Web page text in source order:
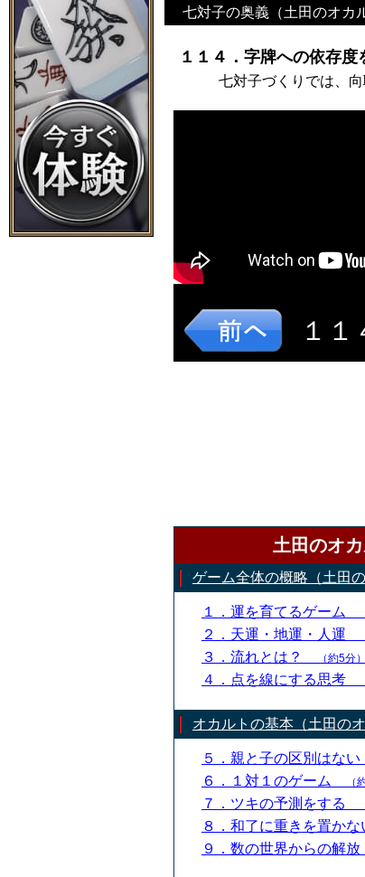
七対子の奥義（土田のオカ
１１４．字牌への依存度
七対子づくりでは、
１１
土田のオ
ゲーム全体の概略（土田の
１．運を育てるゲーム
２．天運・地運・人運
３．流れとは？ （約5分）
４．点を線にする思考
オカルトの基本（土田のオ
５．親と子の区別はな
６．１対１のゲーム （
７．ツキの予測をする
８．和了に重きを置か
９．数の世界からの解